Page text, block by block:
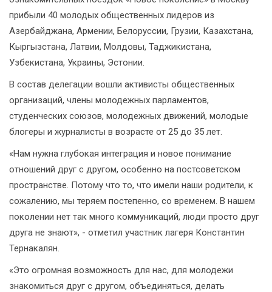
прибыли 40 молодых общественных лидеров из
Азербайджана, Армении, Белоруссии, Грузии, Казахстана,
Кыргызстана, Латвии, Молдовы, Таджикистана,
Узбекистана, Украины, Эстонии.
В состав делегации вошли активисты общественных
организаций, члены молодежных парламентов,
студенческих союзов, молодежных движений, молодые
блогеры и журналисты в возрасте от 25 до 35 лет.
«Нам нужна глубокая интеграция и новое понимание
отношений друг с другом, особенно на постсоветском
пространстве. Потому что то, что имели наши родители, к
сожалению, мы теряем постепенно, со временем. В нашем
поколении нет так много коммуникаций, люди просто друг
друга не знают», - отметил участник лагеря Константин
Тернакалян.
«Это огромная возможность для нас, для молодежи
знакомиться друг с другом, объединяться, делать